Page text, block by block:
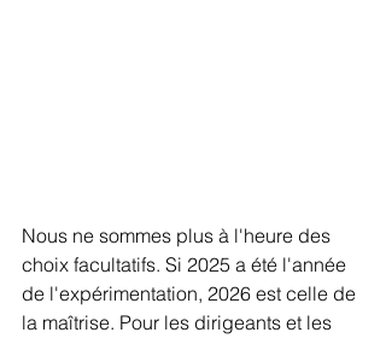
Nous ne sommes plus à l'heure des
choix facultatifs. Si 2025 a été l'année
de l'expérimentation, 2026 est celle de
la maîtrise. Pour les dirigeants et les